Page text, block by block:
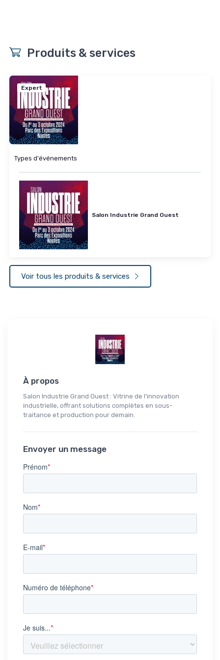
Produits & services
Expert
Types d'événements
Salon Industrie Grand Ouest
Voir tous les produits & services
À propos
Salon Industrie Grand Ouest : Vitrine de l'innovation
industrielle, offrant solutions complètes en sous-
traitance et production pour demain.
Envoyer un message